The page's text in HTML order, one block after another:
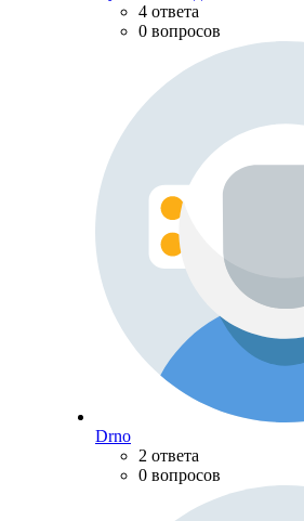
4 ответа
0 вопросов
Drno
2 ответа
0 вопросов